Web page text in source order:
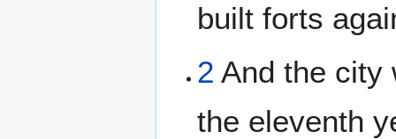
built forts
2 And the city
the eleventh